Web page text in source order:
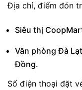
Địa chỉ, điểm đón
Siêu thị
Văn phòng Đà
Đồng.
Số điện thoại đặt